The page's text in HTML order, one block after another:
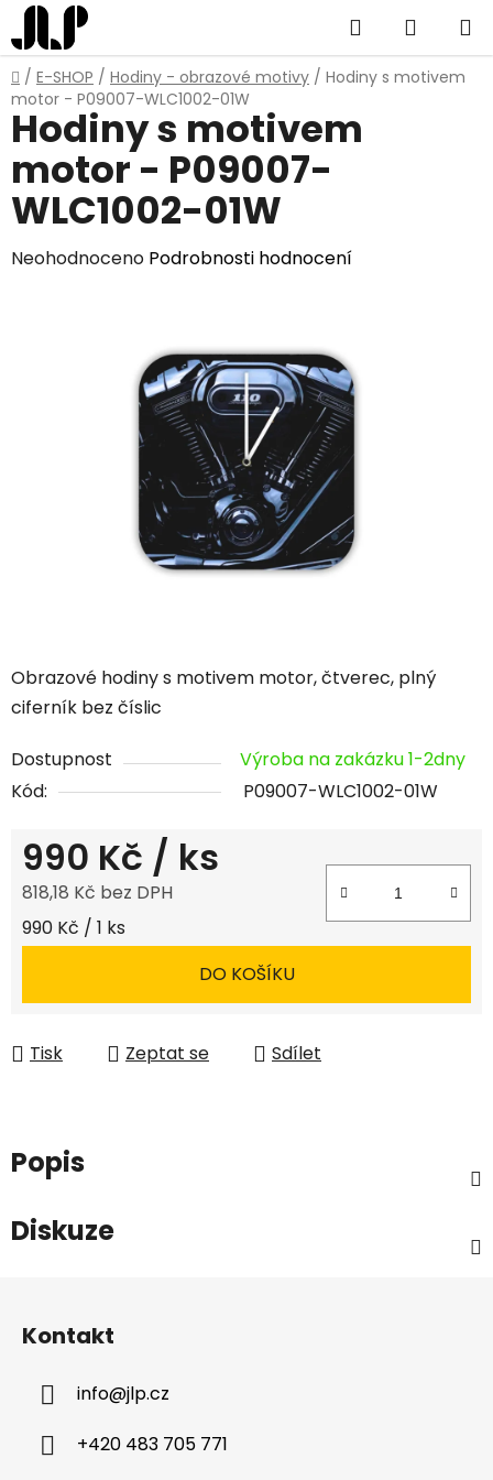
Přejít
na
obsah
Hledat
KOŠÍK
Domů
/ E-SHOP / Hodiny - obrazové motivy / Hodiny s motivem
motor - P09007-WLC1002-01W
Obrazové hodiny s motivem motor, čtverec, plný
ciferník bez číslic
Dostupnost
Výroba na zakázku 1-2dny
Kód:
P09007-WLC1002-01W
990 Kč / ks
818,18 Kč bez DPH
Měrná cena:
990 Kč / 1 ks
DO KOŠÍKU
Tisk Zeptat se Sdílet
Hodiny s motivem
motor - P09007-
WLC1002-01W
Průměrné
Neohodnoceno Podrobnosti hodnocení
Popis
Diskuze
Kontakt
info@jlp.cz
+420 483 705 771